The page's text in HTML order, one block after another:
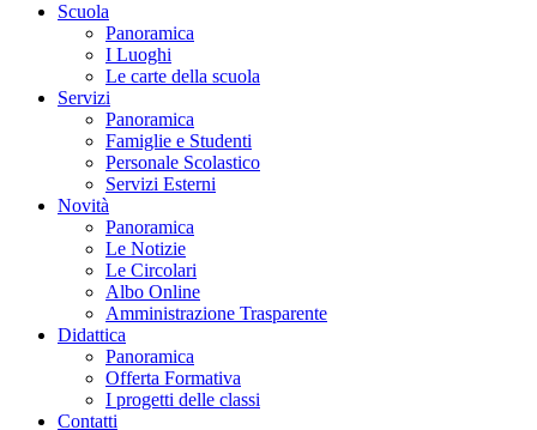
Scuola
Panoramica
I Luoghi
Le carte della scuola
Servizi
Panoramica
Famiglie e Studenti
Personale Scolastico
Servizi Esterni
Novità
Panoramica
Le Notizie
Le Circolari
Albo Online
Amministrazione Trasparente
Didattica
Panoramica
Offerta Formativa
I progetti delle classi
Contatti